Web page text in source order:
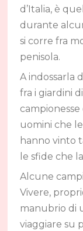
d’Italia, è
durante
si corre fra
penisola.
A indossarla
fra i giardini
uomini che
hanno vinto
le sfide che
Alcune
Vivere,
manubrio di
viaggiare su